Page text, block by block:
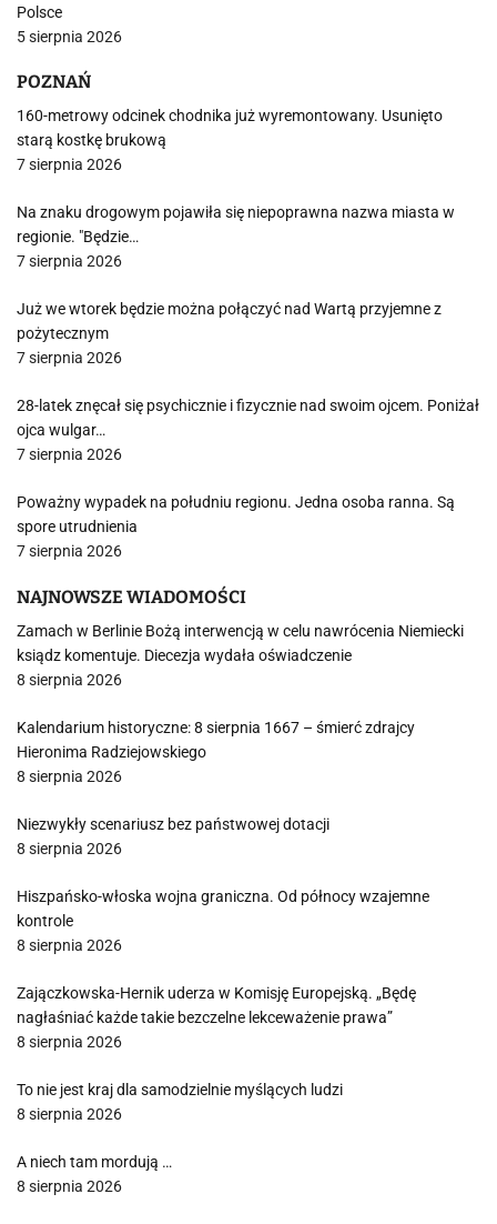
Polsce
5 sierpnia 2026
POZNAŃ
160-metrowy odcinek chodnika już wyremontowany. Usunięto
starą kostkę brukową
7 sierpnia 2026
Na znaku drogowym pojawiła się niepoprawna nazwa miasta w
regionie. "Będzie…
7 sierpnia 2026
Już we wtorek będzie można połączyć nad Wartą przyjemne z
pożytecznym
7 sierpnia 2026
28-latek znęcał się psychicznie i fizycznie nad swoim ojcem. Poniżał
ojca wulgar…
7 sierpnia 2026
Poważny wypadek na południu regionu. Jedna osoba ranna. Są
spore utrudnienia
7 sierpnia 2026
NAJNOWSZE WIADOMOŚCI
Zamach w Berlinie Bożą interwencją w celu nawrócenia Niemiecki
ksiądz komentuje. Diecezja wydała oświadczenie
8 sierpnia 2026
Kalendarium historyczne: 8 sierpnia 1667 – śmierć zdrajcy
Hieronima Radziejowskiego
8 sierpnia 2026
Niezwykły scenariusz bez państwowej dotacji
8 sierpnia 2026
Hiszpańsko-włoska wojna graniczna. Od północy wzajemne
kontrole
8 sierpnia 2026
Zajączkowska-Hernik uderza w Komisję Europejską. „Będę
nagłaśniać każde takie bezczelne lekceważenie prawa”
8 sierpnia 2026
To nie jest kraj dla samodzielnie myślących ludzi
8 sierpnia 2026
A niech tam mordują …
8 sierpnia 2026